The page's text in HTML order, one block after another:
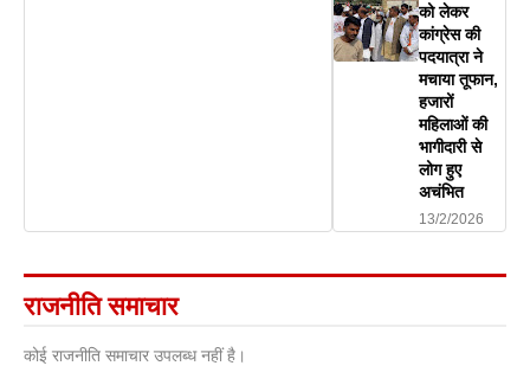
को लेकर
कांग्रेस की
पदयात्रा ने
मचाया तूफान,
हजारों
महिलाओं की
भागीदारी से
लोग हुए
अचंभित
13/2/2026
राजनीति समाचार
कोई राजनीति समाचार उपलब्ध नहीं है।